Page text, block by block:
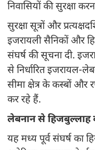
निवासियों की सुरक्षा
सुरक्षा सूत्रों और
इजरायली सैनिकों और
संघर्ष की सूचना दी.
से निर्धारित इजरायल-
सीमा क्षेत्र के कस्बों और
कर रहे हैं.
लेबनान से हिजबुल्लाह
यह मध्य पूर्व संघर्ष का